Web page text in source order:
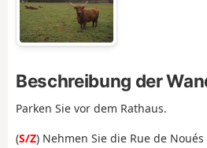
Beschreibung der
Parken Sie vor dem Rathaus.
(S/Z) Nehmen Sie die Rue de